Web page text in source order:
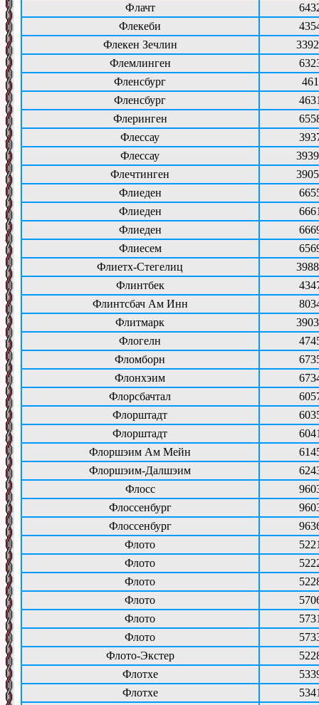
Флачт
Флекеби
Флекен Зечлин
Флемлинген
Фленсбург
461
Фленсбург
Флеринген
Флессау
Флессау
Флечтинген
Флиеден
Флиеден
Флиеден
Флиесем
Флиетх-Стегелиц
Флинтбек
Флинтсбач Ам Инн
Флитмарк
Флогелн
Фломборн
Флонхэим
Флорсбачтал
Флорштадт
Флорштадт
Флоршэим Ам Мейн
Флоршэим-Далшэим
Флосс
Флоссенбург
Флоссенбург
Флото
Флото
Флото
Флото
Флото
Флото
Флото-Экстер
Флотхе
Флотхе